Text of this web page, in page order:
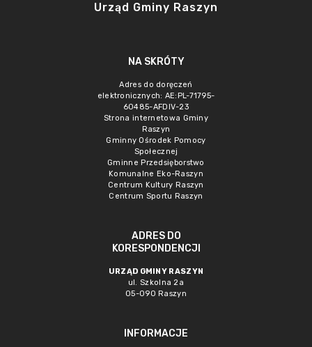
Urząd Gminy Raszyn
NA SKRÓTY
Adres do doręczeń
elektronicznych: AE:PL-71795-
60485-AFDIV-23
Strona internetowa Gminy
Raszyn
Gminny Ośrodek Pomocy
Społecznej
Gminne Przedsięborstwo
Komunalne Eko-Raszyn
Centrum Kultury Raszyn
Centrum Sportu Raszyn
ADRES DO
KORESPONDENCJI
URZĄD GMINY RASZYN
ul. Szkolna 2a
05-090 Raszyn
INFORMACJE